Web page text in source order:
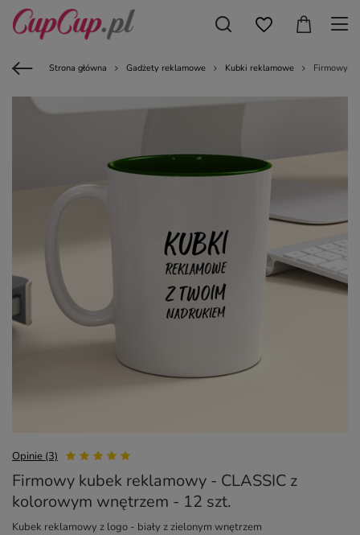
Strona główna Gadżety reklamowe Kubki reklamowe Firmowy
Opinie (3)
Firmowy kubek reklamowy - CLASSIC z
kolorowym wnętrzem - 12 szt.
Kubek reklamowy z logo - biały z zielonym wnętrzem